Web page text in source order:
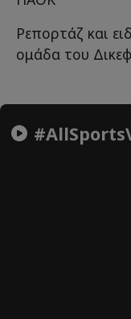
Ρεπορτάζ και
ομάδα του